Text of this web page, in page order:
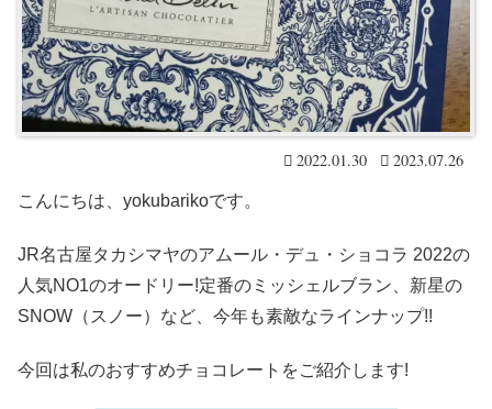
2022.01.30 2023.07.26
こんにちは、yokubarikoです。
JR名古屋タカシマヤのアムール・デュ・ショコラ 2022の
人気NO1のオードリー!定番のミッシェルブラン、新星の
SNOW（スノー）など、今年も素敵なラインナップ!!
今回は私のおすすめチョコレートをご紹介します!